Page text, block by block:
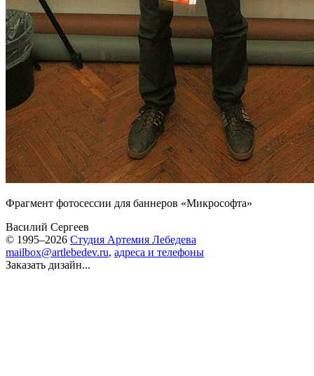
Фрагмент фотосессии для баннеров «Микрософта»
Василий Сергеев
© 1995–2026 Студия Артемия Лебедева
mailbox@artlebedev.ru, адреса и телефоны
Заказать дизайн...